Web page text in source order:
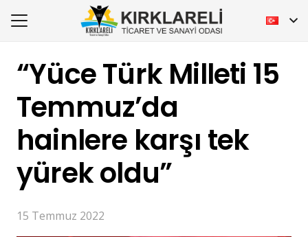
“Yüce Türk Milleti 15
Temmuz’da
hainlere karşı tek
yürek oldu”
15 Temmuz 2022